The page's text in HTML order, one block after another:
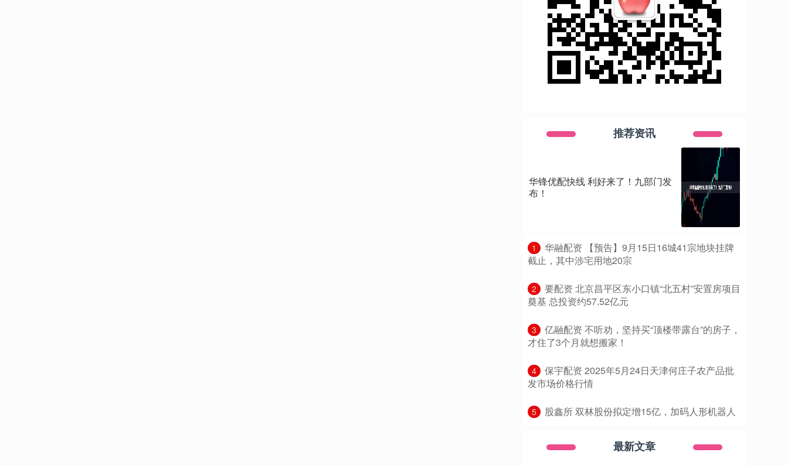
推荐资讯
华锋优配快线 利好来了！九部门发
布！
1
​华融配资 【预告】9月15日16城41宗地块挂牌
截止，其中涉宅用地20宗
2
​要配资 北京昌平区东小口镇“北五村”安置房项目
奠基 总投资约57.52亿元
3
​亿融配资 不听劝，坚持买“顶楼带露台”的房子，
才住了3个月就想搬家！
4
​保宇配资 2025年5月24日天津何庄子农产品批
发市场价格行情
5 ​股鑫所 双林股份拟定增15亿，加码人形机器人
最新文章